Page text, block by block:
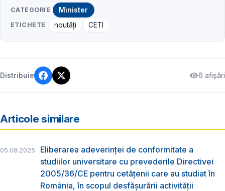
CATEGORIE Minister
ETICHETE noutăți CETI
Distribuie 6 afișări
Articole similare
05.08.2025
Eliberarea adeverinţei de conformitate a
studiilor universitare cu prevederile Directivei
2005/36/CE pentru cetăţenii care au studiat în
România, în scopul desfăşurării activităţii